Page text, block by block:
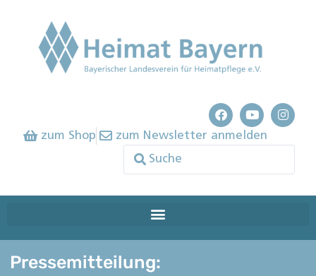
zum Shop zum Newsletter anmelden
Pressemitteilung: